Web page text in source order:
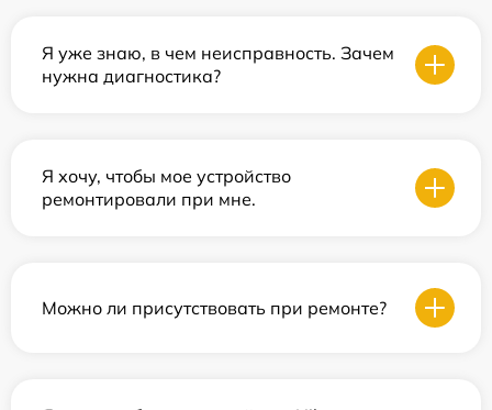
Я уже знаю, в чем неисправность. Зачем
нужна диагностика?
Я хочу, чтобы мое устройство
ремонтировали при мне.
Можно ли присутствовать при ремонте?